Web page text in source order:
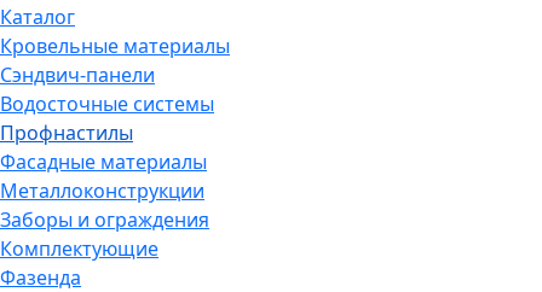
Каталог
Кровельные материалы
Сэндвич-панели
Водосточные системы
Профнастилы
Фасадные материалы
Металлоконструкции
Заборы и ограждения
Комплектующие
Фазенда